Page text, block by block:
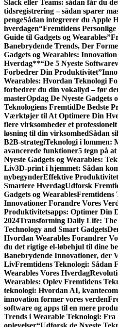
Slack eller Teams: sådan får du
tidsregistrering – sådan sparer
pengeSådan integrerer du Apple
hverdagen“Fremtidens
Guide til Gadgets og Wearables”
Banebrydende Trends, Der
Gadgets og Wearables:
Hverdag**“De 5 Nyeste
Forbedrer Din Produktivitet”
Wearables: Hvordan Teknologi
forbedrer du din vokallyd – før
masterOpdag De Nyeste Gadgets
Teknologiens FremtidDe Bedste
Værktøjer til At Optimere Din
flere virksomheder et
løsning til din virksomhedSådan
B2B-strategiTeknologi i lommen:
avancerede funktioner5 tegn på
Nyeste Gadgets og Wearables:
Liv3D-print i hjemmet: Sådan
nybegynderEffektive
Smartere HverdagUdforsk
Gadgets og WearablesFremtidens
Innovationer Forandre Vores
Produktivitetsapps: Optimer Din
2024Transforming Daily Life:
Technology and Smart Gadgets
Hvordan Wearables Forandrer
du det rigtige el-løbehjul til dine
Banebrydende Innovationer, der
LivFremtidens Teknologi: Sådan
Wearables Vores Hverdag
Wearables: Oplev Fremtidens
teknologi: Hvordan AI,
innovation former vores verden
software og apps til en mere
Trends i Wearable Teknologi:
oplevelser“Udforsk de Nyeste